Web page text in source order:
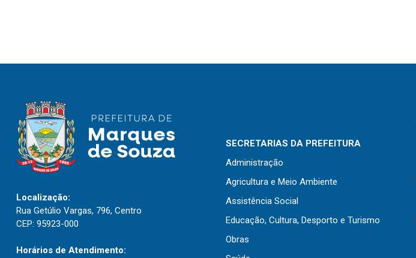
Localização:
Rua Getúlio Vargas, 796, Centro
CEP: 95923-000
Horários de Atendimento:
SECRETARIAS DA PREFEITURA
Administração
Agricultura e Meio Ambiente
Assistência Social
Educação, Cultura, Desporto e Turismo
Obras